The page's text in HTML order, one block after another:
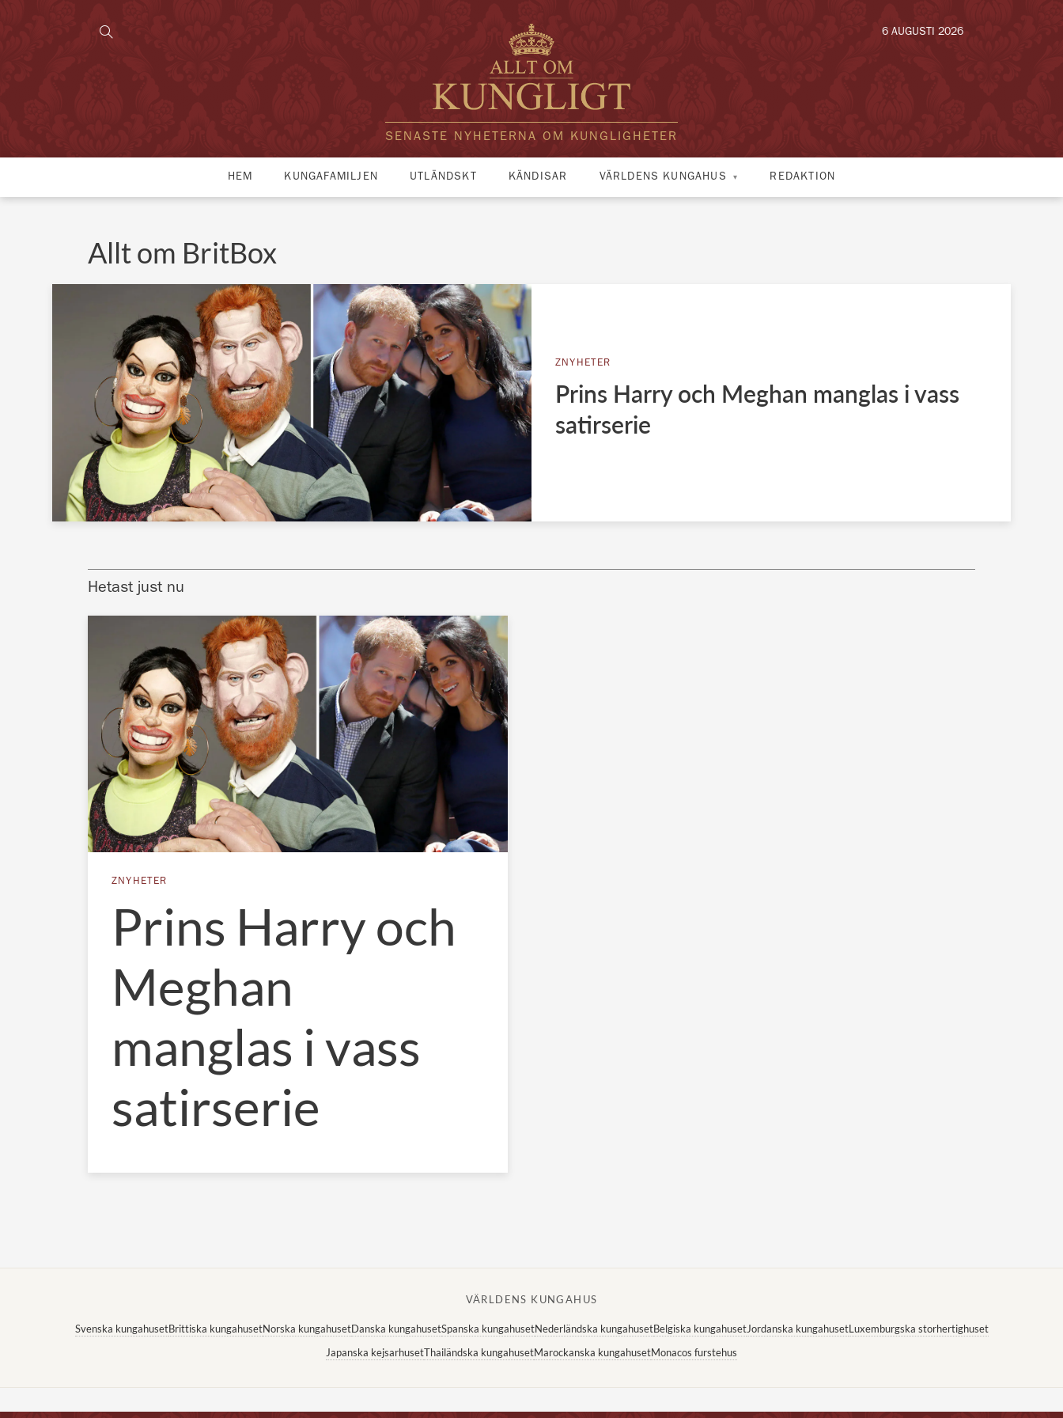
SENASTE NYHETERNA OM KUNGLIGHETER
6 AUGUSTI 2026
HEM KUNGAFAMILJEN UTLÄNDSKT KÄNDISAR VÄRLDENS KUNGAHUS REDAKTION
Allt om BritBox
ZNYHETER
Prins Harry och Meghan manglas i vass
satirserie
Hetast just nu
ZNYHETER
Prins Harry och
Meghan
manglas i vass
satirserie
VÄRLDENS KUNGAHUS
Svenska kungahusetBrittiska kungahusetNorska kungahusetDanska kungahusetSpanska kungahusetNederländska kungahusetBelgiska kungahusetJordanska kungahusetLuxemburgska storhertighuset
Japanska kejsarhusetThailändska kungahusetMarockanska kungahusetMonacos furstehus